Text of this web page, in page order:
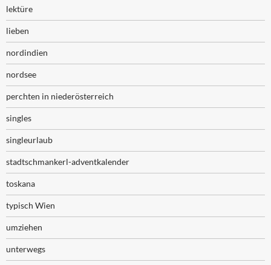
lektüre
lieben
nordindien
nordsee
perchten in niederösterreich
singles
singleurlaub
stadtschmankerl-adventkalender
toskana
typisch Wien
umziehen
unterwegs